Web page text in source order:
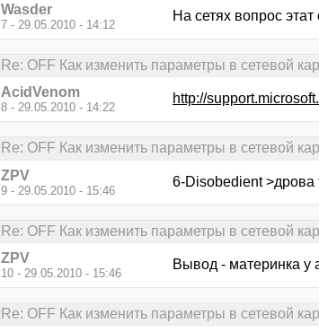
Wasder
7 - 29.05.2010 - 14:12
На сетях вопрос
Re: OFF Как изменить параметры в сетевой
AcidVenom
8 - 29.05.2010 - 14:22
http://
Re: OFF Как изменить параметры в сетевой
ZPV
9 - 29.05.2010 - 15:46
6-Disobedient >дрова
Re: OFF Как изменить параметры в сетевой
ZPV
10 - 29.05.2010 - 15:46
Вывод - материнка у
Re: OFF Как изменить параметры в сетевой